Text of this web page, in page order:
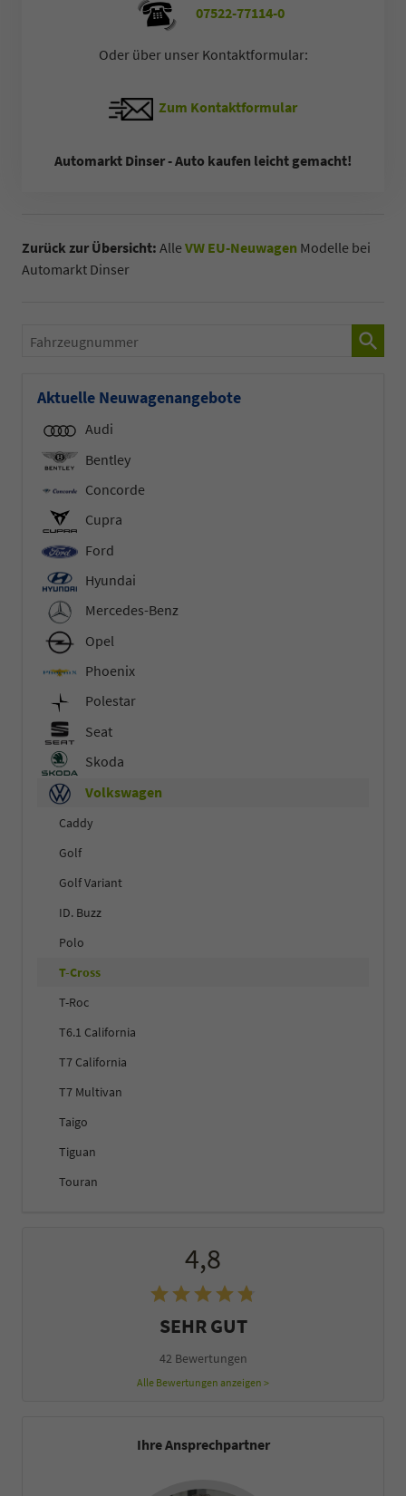
07522-77114-0
Oder über unser Kontaktformular:
Zum Kontaktformular
Automarkt Dinser - Auto kaufen leicht gemacht!
Zurück zur Übersicht: AlleVW EU-Neuwagen Modelle bei
Automarkt Dinser
Fahrzeugnummer
Aktuelle Neuwagenangebote
Audi
Bentley
Concorde
Cupra
Ford
Hyundai
Mercedes-Benz
Opel
Phoenix
Polestar
Seat
Skoda
Volkswagen
Caddy
Golf
Golf Variant
ID. Buzz
Polo
T-Cross
T-Roc
T6.1 California
T7 California
T7 Multivan
Taigo
Tiguan
Touran
4,8
SEHR GUT
42 Bewertungen
Alle Bewertungen anzeigen >
Ihre Ansprechpartner